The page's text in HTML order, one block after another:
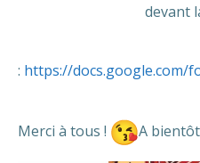
devant
: https://docs.google.com/
Merci à tous !
A bientôt